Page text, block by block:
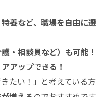
養など、職場を自由に選
・相談員など）も可能！
アップできる！
たい！」と考えている方